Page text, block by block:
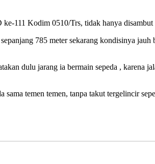
111 Kodim 0510/Trs, tidak hanya
785 meter sekarang kondisinya
dulu jarang ia bermain sepeda , karena
sama temen temen, tanpa takut tergelincir